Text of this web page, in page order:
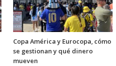
Copa América y Eurocopa, cómo
se gestionan y qué dinero
mueven